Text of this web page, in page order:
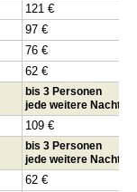
121 €
97 €
76 €
62 €
bis 3 Personen
jede weitere Nacht
109 €
bis 3 Personen
jede weitere Nacht
62 €